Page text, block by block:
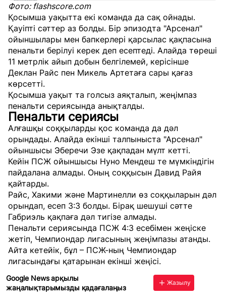
Фото: flashscore.com
Қосымша уақытта екі команда да сақ ойнады.
Қауіпті сәттер аз болды. Бір эпизодта "Арсенал"
ойыншылары мен бапкерлері қарсылас қақпасына
пенальти берілуі керек деп есептеді. Алайда төреші
11 метрлік айып добын белгілемей, керісінше
Деклан Райс пен Микель Артетаға сары қағаз
көрсетті.
Қосымша уақыт та голсыз аяқталып, жеңімпаз
пенальти сериясында анықталды.
Пенальти сериясы
Алғашқы соққыларды қос команда да дәл
орындады. Алайда екінші талпыныста "Арсенал"
ойыншысы Эберечи Эзе қақпадан мүлт кетті.
Кейін ПСЖ ойыншысы Нуно Мендеш те мүмкіндігін
пайдалана алмады. Оның соққысын Давид Райя
қайтарды.
Райс, Хакими және Мартинелли өз соққыларын дәл
орындап, есеп 3:3 болды. Бірақ шешуші сәтте
Габриэль қақпаға дәл тигізе алмады.
Пенальти сериясында ПСЖ 4:3 есебімен жеңіске
жетіп, Чемпиондар лигасының жеңімпазы атанды.
Айта кетейік, бұл – ПСЖ-ның Чемпиондар
лигасындағы қатарынан екінші жеңісі.
Google News арқылы
жаңалықтарымызды қадағалаңыз
Жазылу